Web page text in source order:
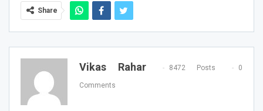
Share
Vikas Rahar 8472 Posts 0
Comments